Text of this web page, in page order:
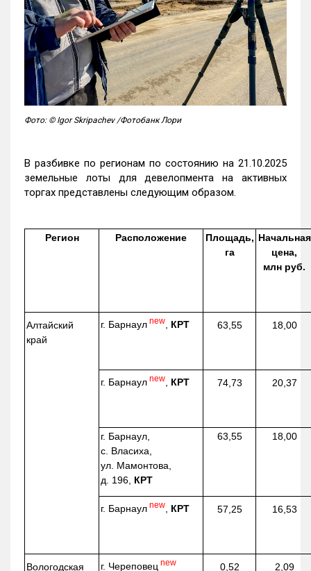
Фото: © Igor Skripachev /Фотобанк Лори
В разбивке по регионам по состоянию на 21.10.2025
земельные лоты для девелопмента на активных
торгах представлены следующим образом.
Регион Расположение
Площадь,
га
Начальная
цена,
млн руб.
Алтайский
край
г. Барнаул new, КРТ 63,55 18,00
г. Барнаул new, КРТ 74,73 20,37
г. Барнаул,
с. Власиха,
ул. Мамонтова,
д. 196, КРТ
63,55 18,00
г. Барнаул new, КРТ 57,25 16,53
Вологодская г. Череповец new 0,52 2,09